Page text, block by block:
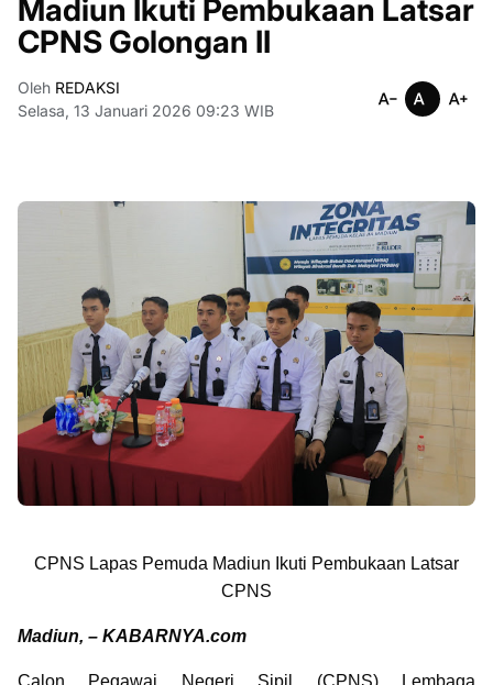
Madiun Ikuti Pembukaan Latsar
CPNS Golongan II
Oleh REDAKSI
Selasa, 13 Januari 2026 09:23 WIB
CPNS Lapas Pemuda Madiun Ikuti Pembukaan Latsar
CPNS
Madiun, – KABARNYA.com
Calon Pegawai Negeri Sipil (CPNS) Lembaga